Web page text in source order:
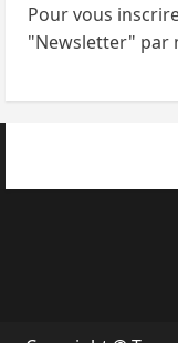
Pour vous
"Newsletter" par